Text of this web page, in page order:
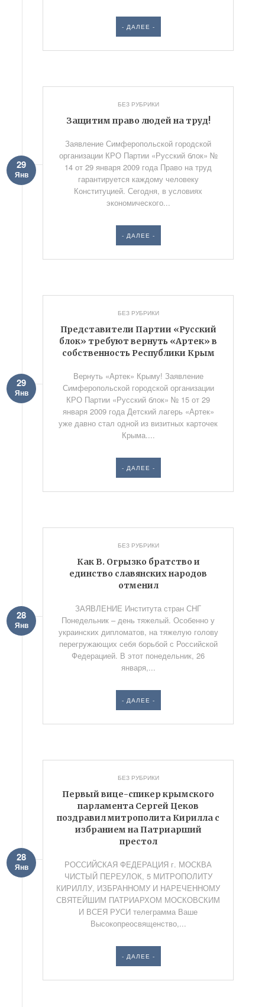
- ДАЛЕЕ -
БЕЗ РУБРИКИ
Защитим право людей на труд!
29
Янв
Заявление Симферопольской городской
организации КРО Партии «Русский блок» №
14 от 29 января 2009 года Право на труд
гарантируется каждому человеку
Конституцией. Сегодня, в условиях
экономического...
- ДАЛЕЕ -
БЕЗ РУБРИКИ
Представители Партии «Русский
блок» требуют вернуть «Артек» в
собственность Республики Крым
29
Янв
Вернуть «Артек» Крыму! Заявление
Симферопольской городской организации
КРО Партии «Русский блок» № 15 от 29
января 2009 года Детский лагерь «Артек»
уже давно стал одной из визитных карточек
Крыма....
- ДАЛЕЕ -
БЕЗ РУБРИКИ
Как В. Огрызко братство и
единство славянских народов
отменил
28
Янв
ЗАЯВЛЕНИЕ Института стран СНГ
Понедельник – день тяжелый. Особенно у
украинских дипломатов, на тяжелую голову
перегружающих себя борьбой с Российской
Федерацией. В этот понедельник, 26
января,...
- ДАЛЕЕ -
БЕЗ РУБРИКИ
Первый вице-спикер крымского
парламента Сергей Цеков
поздравил митрополита Кирилла с
избранием на Патриарший
престол
28
Янв
РОССИЙСКАЯ ФЕДЕРАЦИЯ г. МОСКВА
ЧИСТЫЙ ПЕРЕУЛОК, 5 МИТРОПОЛИТУ
КИРИЛЛУ, ИЗБРАННОМУ И НАРЕЧЕННОМУ
СВЯТЕЙШИМ ПАТРИАРХОМ МОСКОВСКИМ
И ВСЕЯ РУСИ телеграмма Ваше
Высокопреосвященство,...
- ДАЛЕЕ -